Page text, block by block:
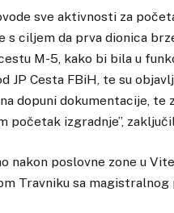
sve aktivnosti za
s ciljem da prva dionica
M-5, kako bi bila u
JP Cesta FBiH, te su
dopuni dokumentacije, te
početak izgradnje”,
nakon poslovne zone u
Travniku sa